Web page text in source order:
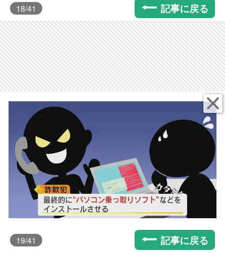
18/41 記事に戻る
19/41 記事に戻る